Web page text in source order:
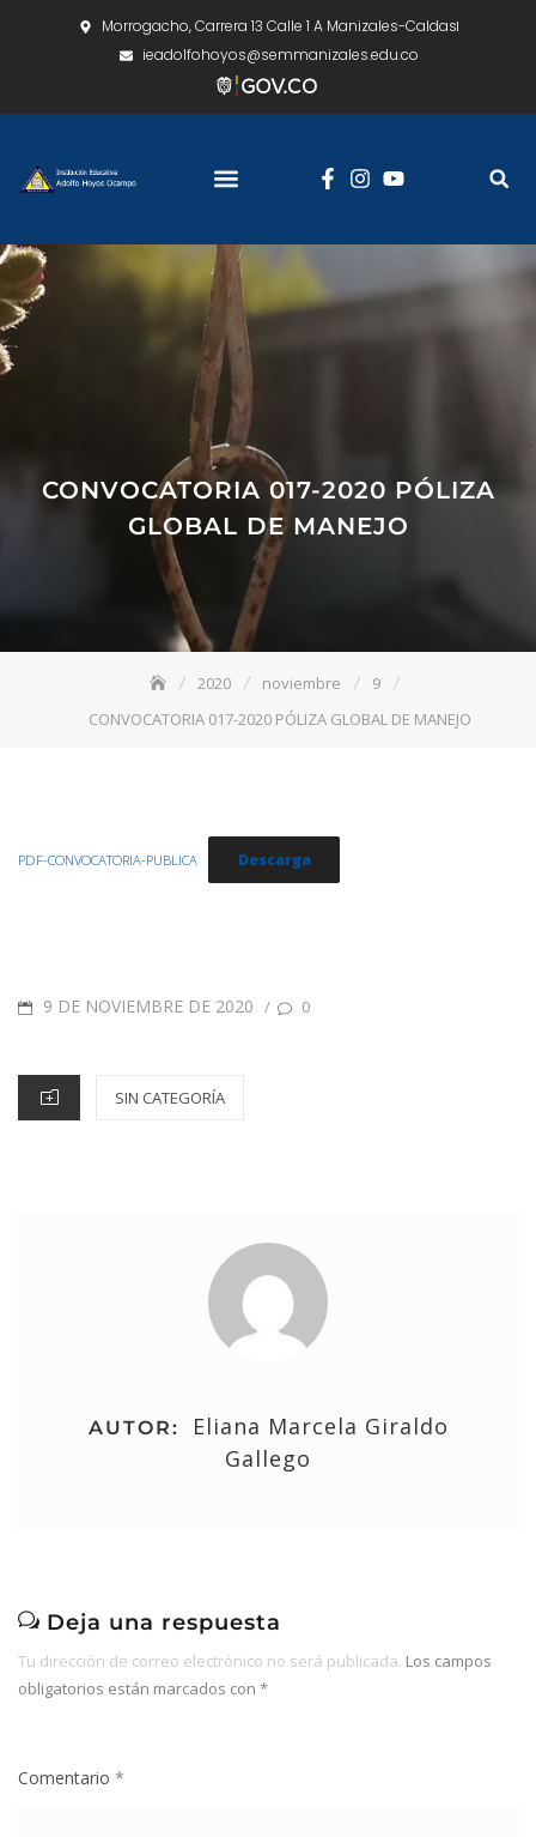
Morrogacho, Carrera 13 Calle 1 A Manizales-Caldas
ieadolfohoyos@semmanizales.edu.co
CONVOCATORIA 017-2020 PÓLIZA
GLOBAL DE MANEJO
2020 noviembre
9
CONVOCATORIA 017-2020 PÓLIZA GLOBAL DE MANEJO
PDF-CONVOCATORIA-PUBLICA Descarga
9 DE NOVIEMBRE DE 2020 / 0
SIN CATEGORÍA
AUTOR:
Eliana Marcela Giraldo
Gallego
Deja una respuesta
Tu dirección de correo electrónico no será publicada. Los campos
obligatorios están marcados con *
Comentario *